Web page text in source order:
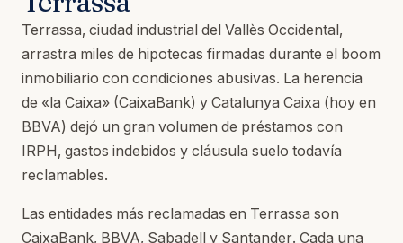
Terrassa, ciudad industrial del Vallès Occidental,
arrastra miles de hipotecas firmadas durante el boom
inmobiliario con condiciones abusivas. La herencia
de «la Caixa» (CaixaBank) y Catalunya Caixa (hoy en
BBVA) dejó un gran volumen de préstamos con
IRPH, gastos indebidos y cláusula suelo todavía
reclamables.
Las entidades más reclamadas en Terrassa son
CaixaBank, BBVA, Sabadell y Santander. Cada una